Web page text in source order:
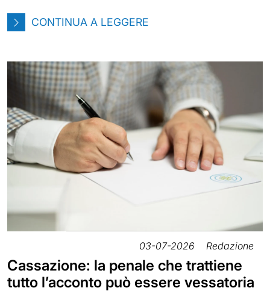
CONTINUA A LEGGERE
03-07-2026 Redazione
Cassazione: la penale che trattiene
tutto l’acconto può essere vessatoria